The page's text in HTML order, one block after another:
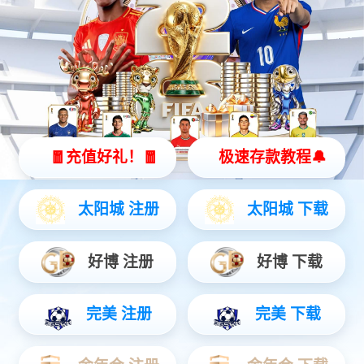
灵动 | 亲和 | 智能
查看更多